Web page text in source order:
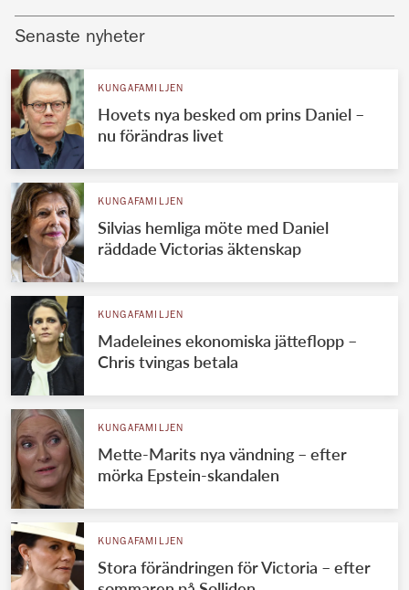
Senaste nyheter
KUNGAFAMILJEN
Hovets nya besked om prins Daniel –
nu förändras livet
KUNGAFAMILJEN
Silvias hemliga möte med Daniel
räddade Victorias äktenskap
KUNGAFAMILJEN
Madeleines ekonomiska jätteflopp –
Chris tvingas betala
KUNGAFAMILJEN
Mette-Marits nya vändning – efter
mörka Epstein-skandalen
KUNGAFAMILJEN
Stora förändringen för Victoria – efter